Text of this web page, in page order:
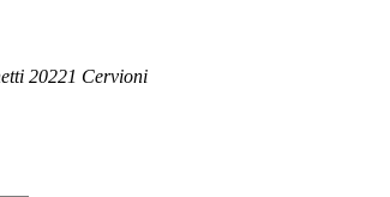
20221 Cervioni